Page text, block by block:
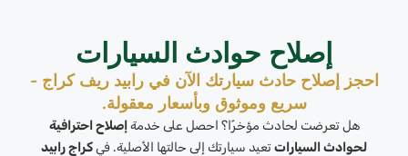
إصلاح حوادث السيارات
احجز إصلاح حادث سيارتك الآن في رابيد ريف كراج -
سريع وموثوق وبأسعار معقولة.
هل تعرضت لحادث مؤخرًا؟ احصل على خدمة إصلاح احترافية
لحوادث السياراتتعيد سيارتك إلى حالتها الأصلية. فيكراج رابيد